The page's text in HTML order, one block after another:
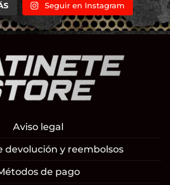
Seguir en Instagram
Aviso legal
devolución y reembolsos
de pago